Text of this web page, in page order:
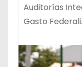
Auditorías
Gasto